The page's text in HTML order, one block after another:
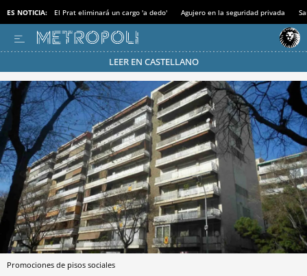
ES NOTICIA: El Prat eliminará un cargo 'a dedo' Agujero en la seguridad privada
LEER EN CASTELLANO
Pásate al MODO AHORRO
Promociones de pisos sociales